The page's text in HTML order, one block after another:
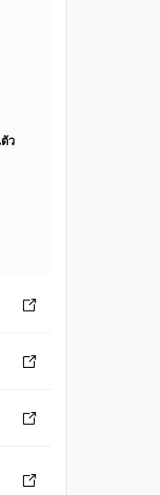
ว